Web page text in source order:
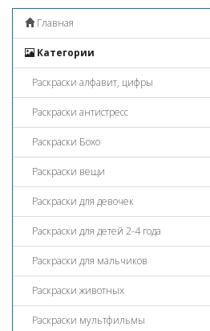
Главная
Категории
Раскраски алфавит, цифры
Раскраски антистресс
Раскраски Бохо
Раскраски вещи
Раскраски для девочек
Раскраски для детей 2-4 года
Раскраски для мальчиков
Раскраски животных
Раскраски мультфильмы